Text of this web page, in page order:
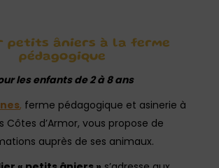
petits âniers à la ferme
pédagogique
les enfants de 2 à 8 ans
, ferme pédagogique et asinerie à
Côtes d’Armor, vous propose de
auprès de ses animaux.